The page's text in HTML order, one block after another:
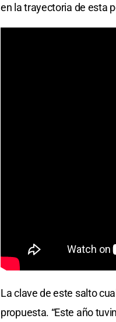
en la trayectoria de esta
La clave de este salto
propuesta. “Este año